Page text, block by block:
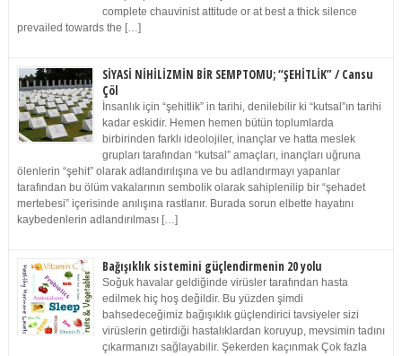
complete chauvinist attitude or at best a thick silence
prevailed towards the […]
SİYASİ NİHİLİZMİN BİR SEMPTOMU; “ŞEHİTLİK” / Cansu
Çöl
İnsanlık için “şehitlik” in tarihi, denilebilir ki “kutsal”ın tarihi
kadar eskidir. Hemen hemen bütün toplumlarda
birbirinden farklı ideolojiler, inançlar ve hatta meslek
grupları tarafından “kutsal” amaçları, inançları uğruna
ölenlerin “şehit” olarak adlandırılışına ve bu adlandırmayı yapanlar
tarafından bu ölüm vakalarının sembolik olarak sahiplenilip bir “şehadet
mertebesi” içerisinde anılışına rastlanır. Burada sorun elbette hayatını
kaybedenlerin adlandırılması […]
Bağışıklık sistemini güçlendirmenin 20 yolu
Soğuk havalar geldiğinde virüsler tarafından hasta
edilmek hiç hoş değildir. Bu yüzden şimdi
bahsedeceğimiz bağışıklık güçlendirici tavsiyeler sizi
virüslerin getirdiği hastalıklardan koruyup, mevsimin tadını
çıkarmanızı sağlayabilir. Şekerden kaçınmak Çok fazla